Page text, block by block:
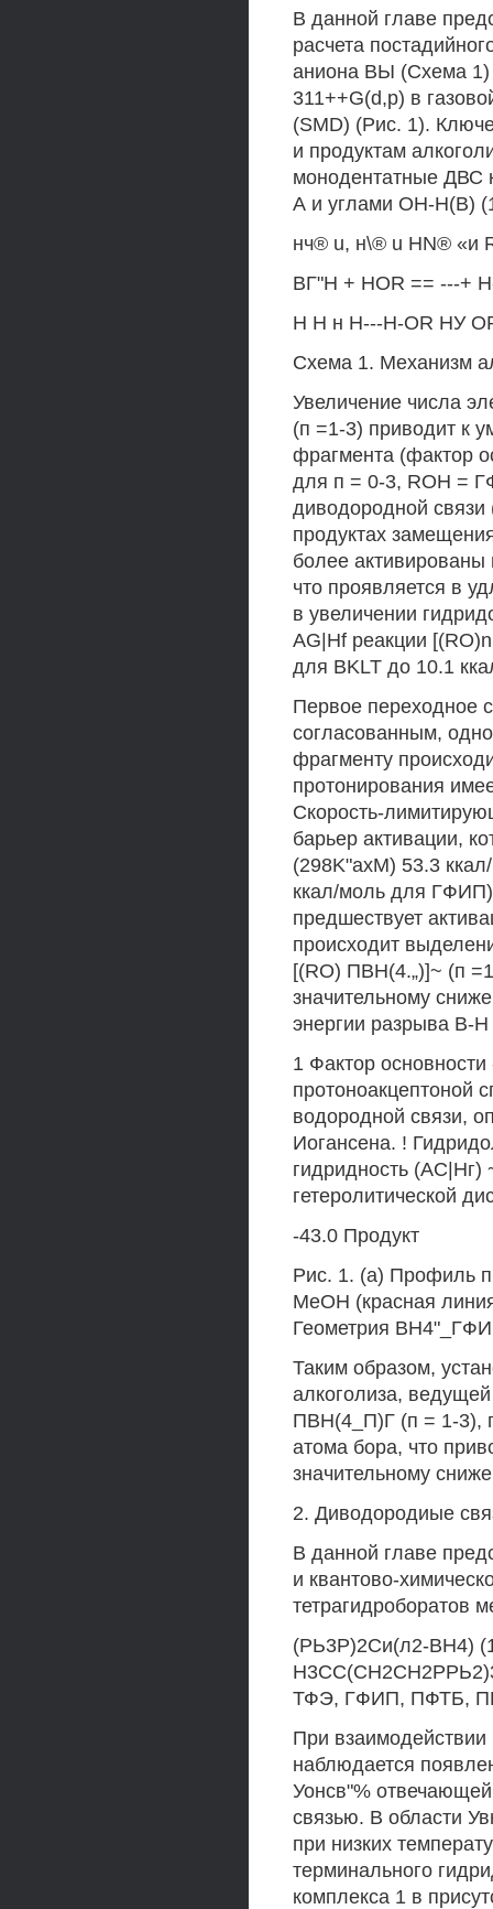
В данной главе
расчета
аниона ВЫ (Схема
311++G(d,p) в
(SMD) (Рис. 1).
и продуктам
монодентатные ДВС
А и углами ОН-Н(В)
нч® u, н\® u HN® «и
ВГ"Н + HOR == ---+
Н Н н H---H-OR НУ
Схема 1. Механизм
Увеличение числа
(п =1-3) приводит к
фрагмента (фактор
для п = 0-3, ROH =
диводородной
продуктах
более
что проявляется в
в увеличении
AG|Hf реакции
для BKLT до 10.1
Первое переходное
согласованным,
фрагменту
протонирования
Скорость-
барьер активации,
(298K"axM) 53.3
ккал/моль для
предшествует
происходит
[(RO) ПВН(4.„)]~ (п
значительному
энергии разрыва В-Н
1 Фактор основности
протоноакцептоной
водородной связи,
Иогансена. !
гидридность (АС|Нг)
гетеролитической
-43.0 Продукт
Рис. 1. (а) Профиль
МеОН (красная
Геометрия
Таким образом,
алкоголиза,
ПВН(4_П)Г (п = 1-3),
атома бора, что
значительному
2. Диводородиые
В данной главе
и квантово-
тетрагидроборатов
(РЬ3Р)2Си(л2-ВН4)
ТФЭ, ГФИП, ПФТБ,
При
наблюдается
Уонсв"%
связью. В области
при низких
терминального
комплекса 1 в